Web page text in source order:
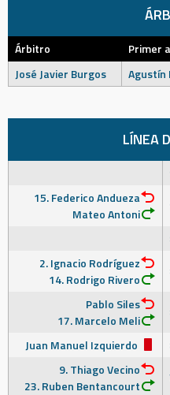
Árbitro Primer
José Javier Burgos
Agustín
LÍNEA
15. Federico Andueza
Mateo Antoni
2. Ignacio Rodríguez
14. Rodrigo Rivero
Pablo Siles
17. Marcelo Meli
Juan Manuel Izquierdo
9. Thiago Vecino
23. Ruben Bentancourt